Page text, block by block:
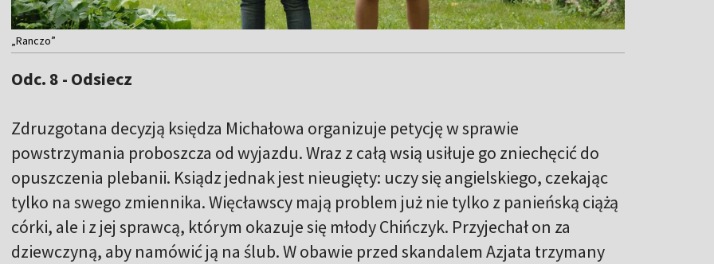
„Ranczo”
Odc. 8 - Odsiecz
Zdruzgotana decyzją księdza Michałowa organizuje petycję w sprawie
powstrzymania proboszcza od wyjazdu. Wraz z całą wsią usiłuje go zniechęcić do
opuszczenia plebanii. Ksiądz jednak jest nieugięty: uczy się angielskiego, czekając
tylko na swego zmiennika. Więcławscy mają problem już nie tylko z panieńską ciążą
córki, ale i z jej sprawcą, którym okazuje się młody Chińczyk. Przyjechał on za
dziewczyną, aby namówić ją na ślub. W obawie przed skandalem Azjata trzymany